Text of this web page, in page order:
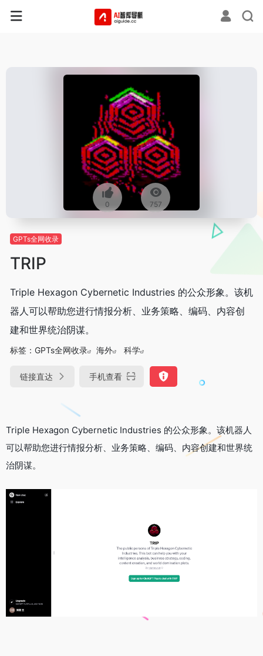
0 757
GPTs全网收录
TRIP
Triple Hexagon Cyber​​netic Industries 的公众形象。该机
器人可以帮助您进行情报分析、业务策略、编码、内容创
建和世界统治阴谋。
标签： GPTs全网收录 海外 科学
链接直达 手机查看
Triple Hexagon Cyber​​netic Industries 的公众形象。 该机器人
可以帮助您进行情报分析、业务策略、编码、内容创建和世界统
治阴谋。